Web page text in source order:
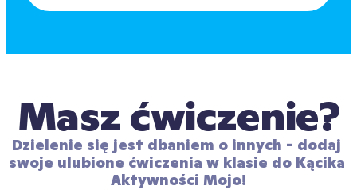
Masz ćwiczenie?
Dzielenie się jest dbaniem o innych - dodaj
swoje ulubione ćwiczenia w klasie do Kącika
Aktywności Mojo!